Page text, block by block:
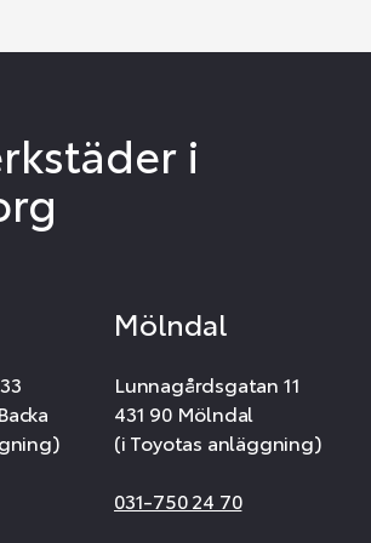
i
Mölndal
Lunnagårdsgatan 11
431 90 Mölndal
(i Toyotas anläggning)
031-750 24 70